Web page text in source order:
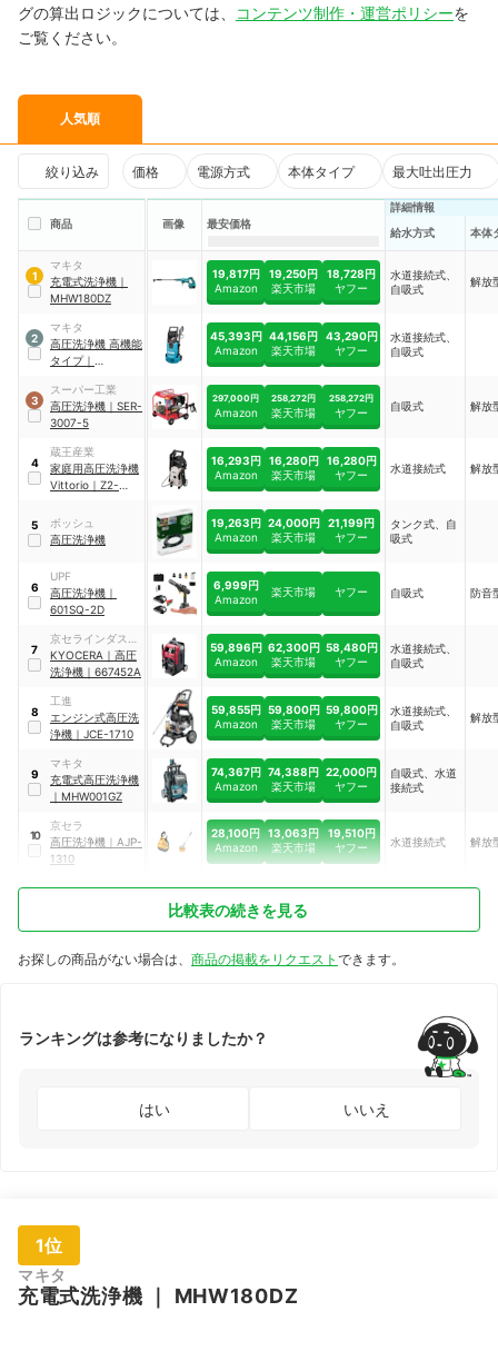
グの算出ロジックについては、
コンテンツ制作・運営ポリシーを
ご覧ください。
人気順
絞り込み 価格 電源方式 本体タイプ 最大吐出圧力
商品 画像 最安価格
詳細情報
給水方式
本体
1
マキタ
充電式洗浄機 ｜
MHW180DZ
19,817円
Amazon
19,250円
楽天市場
18,728円
ヤフー
水道接続式、
自吸式
解放
2
マキタ
高圧洗浄機 高機能
タイプ｜
45,393円
Amazon
44,156円
楽天市場
43,290円
ヤフー
水道接続式、
自吸式
3
スーパー工業
高圧洗浄機 ｜ SER-
3007-5
297,000円
Amazon
258,272円
楽天市場
258,272円
ヤフー 自吸式 解放
4
蔵王産業
家庭用高圧洗浄機
Vittorio ｜ Z2-
16,293円
Amazon
16,280円
楽天市場
16,280円
ヤフー
水道接続式 解放
5
ボッシュ
高圧洗浄機
19,263円
Amazon
24,000円
楽天市場
21,199円
ヤフー
タンク式、自
吸式
6
UPF
高圧洗浄機 ｜
601SQ-2D
6,999円
Amazon
楽天市場 ヤフー 自吸式 防音
7
京セラインダスト
リアルツールズ
KYOCERA ｜ 高圧
洗浄機 ｜ 667452A
59,896円
Amazon
62,300円
楽天市場
58,480円
ヤフー
水道接続式、
自吸式
8
工進
エンジン式高圧洗
浄機 ｜ JCE-1710
59,855円
Amazon
59,800円
楽天市場
59,800円
ヤフー
水道接続式、
自吸式
解放
9
マキタ
充電式高圧洗浄機
｜ MHW001GZ
74,367円
Amazon
74,388円
楽天市場
22,000円
ヤフー
自吸式、水道
接続式
10
京セラ
高圧洗浄機 ｜ AJP-
1310
28,100円
Amazon
13,063円
楽天市場
19,510円
ヤフー
水道接続式 解放
比較表の続きを見る
お探しの商品がない場合は、 商品の掲載をリクエスト できます。
ランキングは参考になりましたか？
はい いいえ
1位
マキタ
充電式洗浄機 MHW180DZ